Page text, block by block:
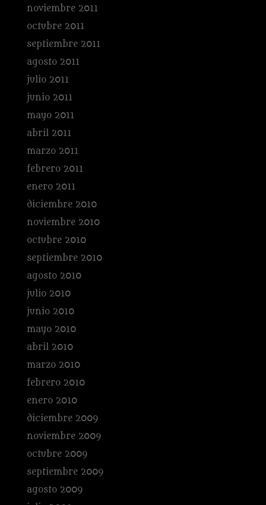
noviembre 2011
octubre 2011
septiembre 2011
agosto 2011
julio 2011
junio 2011
mayo 2011
abril 2011
marzo 2011
febrero 2011
enero 2011
diciembre 2010
noviembre 2010
octubre 2010
septiembre 2010
agosto 2010
julio 2010
junio 2010
mayo 2010
abril 2010
marzo 2010
febrero 2010
enero 2010
diciembre 2009
noviembre 2009
octubre 2009
septiembre 2009
agosto 2009